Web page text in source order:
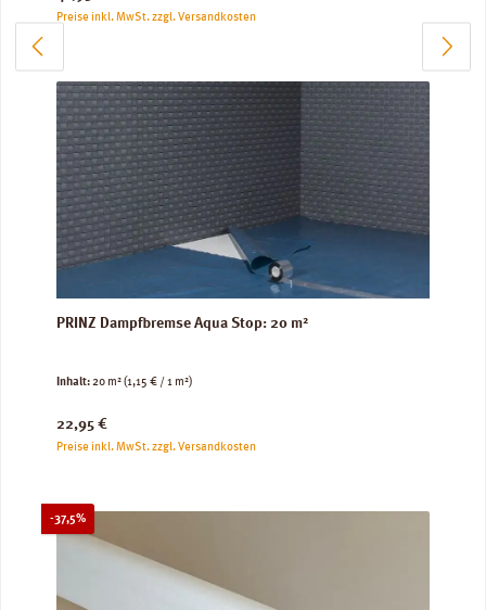
Preise inkl. MwSt. zzgl. Versandkosten
PRINZ Dampfbremse Aqua Stop: 20 m²
Inhalt:20 m²(1,15 € / 1 m²)
Regulärer Preis:
22,95 €
Preise inkl. MwSt. zzgl. Versandkosten
-37,5%Rabatt